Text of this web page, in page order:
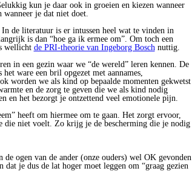
kun je daar ook in groeien en kiezen wanneer
wanneer je dat niet doet.
de literatuur is er intussen heel wat te vinden in
is dan “hoe ga ik ermee om”. Om toch een
wellicht de PRI-theorie van Ingeborg Boschnuttig.
in een gezin waar we “de wereld” leren kennen. De
ware een bril opgezet met aannames,
worden we als kind op bepaalde momenten gekwetst
en de zorg te geven die we als kind nodig
en het bezorgt je ontzettend veel emotionele pijn.
heeft om hiermee om te gaan. Het zorgt ervoor,
die niet voelt. Zo krijg je de bescherming die je nodig
de ogen van de ander (onze ouders) wel OK gevonden
je dus de lat hoger moet leggen om “graag gezien